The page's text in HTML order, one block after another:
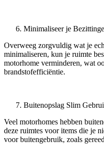
Minimaliseer je
Overweeg zorgvuldig wat je
minimaliseren, kun je ruimte
motorhome verminderen, wat
brandstofefficiëntie.
Buitenopslag Slim
Veel motorhomes hebben
deze ruimtes voor items die je
voor buitengebruik, zoals